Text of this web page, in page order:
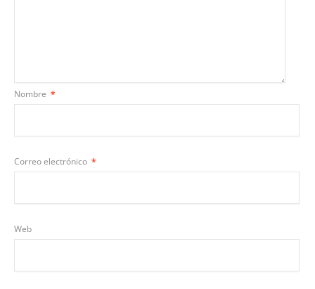
Nombre *
Correo electrónico *
Web